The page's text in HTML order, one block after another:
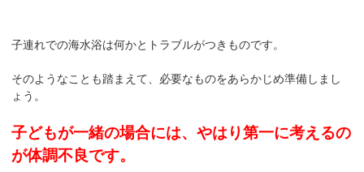
子連れでの海水浴は何かとトラブルがつきものです。
そのようなことも踏まえて、必要なものをあらかじめ準備しまし
ょう。
子どもが一緒の場合には、やはり第一に考えるの
が体調不良です。